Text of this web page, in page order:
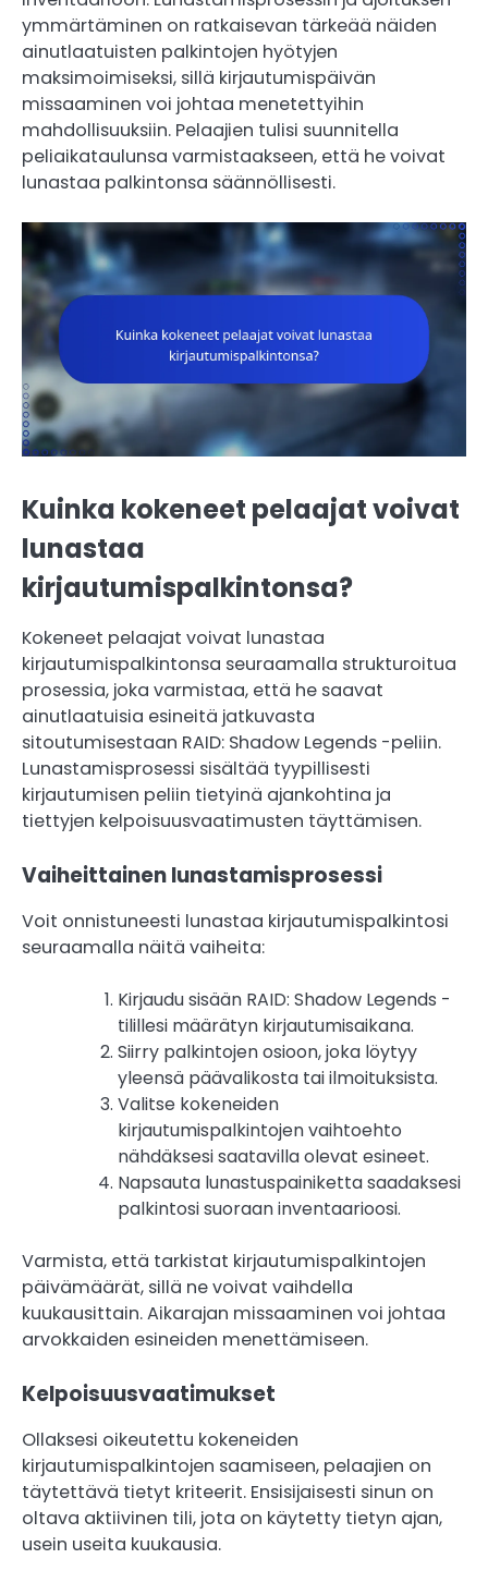
ymmärtäminen on ratkaisevan tärkeää näiden
ainutlaatuisten palkintojen hyötyjen
maksimoimiseksi, sillä kirjautumispäivän
missaaminen voi johtaa menetettyihin
mahdollisuuksiin. Pelaajien tulisi suunnitella
peliaikataulunsa varmistaakseen, että he voivat
lunastaa palkintonsa säännöllisesti.
Kuinka kokeneet pelaajat voivat
lunastaa
kirjautumispalkintonsa?
Kokeneet pelaajat voivat lunastaa
kirjautumispalkintonsa seuraamalla strukturoitua
prosessia, joka varmistaa, että he saavat
ainutlaatuisia esineitä jatkuvasta
sitoutumisestaan RAID: Shadow Legends -peliin.
Lunastamisprosessi sisältää tyypillisesti
kirjautumisen peliin tietyinä ajankohtina ja
tiettyjen kelpoisuusvaatimusten täyttämisen.
Vaiheittainen lunastamisprosessi
Voit onnistuneesti lunastaa kirjautumispalkintosi
seuraamalla näitä vaiheita:
Kirjaudu sisään RAID: Shadow Legends -
tilillesi määrätyn kirjautumisaikana.
Siirry palkintojen osioon, joka löytyy
yleensä päävalikosta tai ilmoituksista.
Valitse kokeneiden
kirjautumispalkintojen vaihtoehto
nähdäksesi saatavilla olevat esineet.
Napsauta lunastuspainiketta saadaksesi
palkintosi suoraan inventaarioosi.
Varmista, että tarkistat kirjautumispalkintojen
päivämäärät, sillä ne voivat vaihdella
kuukausittain. Aikarajan missaaminen voi johtaa
arvokkaiden esineiden menettämiseen.
Kelpoisuusvaatimukset
Ollaksesi oikeutettu kokeneiden
kirjautumispalkintojen saamiseen, pelaajien on
täytettävä tietyt kriteerit. Ensisijaisesti sinun on
oltava aktiivinen tili, jota on käytetty tietyn ajan,
usein useita kuukausia.